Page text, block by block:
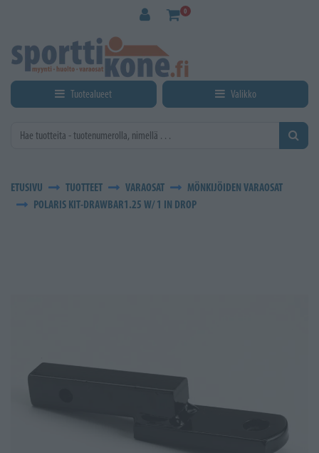
0
Tuotealueet Valikko
ETUSIVU TUOTTEET VARAOSAT
MÖNKIJÖIDEN VARAOSAT
POLARIS KIT-DRAWBAR1.25 W/ 1 IN DROP